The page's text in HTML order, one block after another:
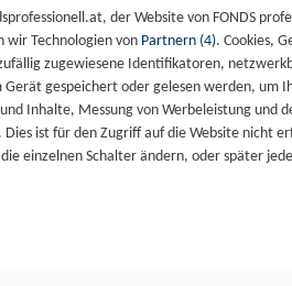
der Website von FONDS
wir Technologien von Partnern (4). Cookies,
zugewiesene Identifikatoren,
gespeichert oder gelesen werden, um
Inhalte, Messung von Werbeleistung und
ist für den Zugriff auf die Website nicht
einzelnen Schalter ändern, oder später